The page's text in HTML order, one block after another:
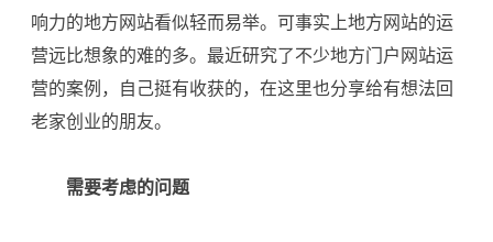
响力的地方网站看似轻而易举。可事实上地方网站的运
营远比想象的难的多。最近研究了不少地方门户网站运
营的案例，自己挺有收获的，在这里也分享给有想法回
老家创业的朋友。
需要考虑的问题